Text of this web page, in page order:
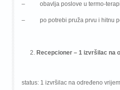
– obavlja poslove u termo-
– po potrebi pruža prvu i hitnu
Recepcioner – 1 izvršilac na
status: 1 izvršilac na određeno